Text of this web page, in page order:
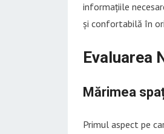
informațiile
și confortabilă în
Evaluarea
Mărimea
Primul aspect pe